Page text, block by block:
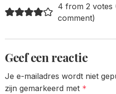
4 from 2 votes
comment)
Geef een reactie
Je e-mailadres wordt niet
zijn gemarkeerd met *